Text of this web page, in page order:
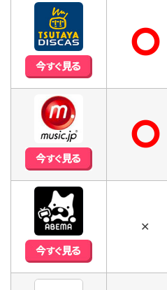
⭘
⭘
✕